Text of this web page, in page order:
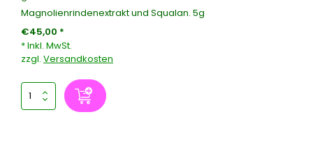
Magnolienrindenextrakt und Squalan. 5g
€45,00 *
* Inkl. MwSt.
zzgl. Versandkosten